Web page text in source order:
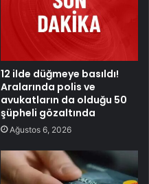
12 ilde düğmeye basıldı!
Aralarında polis ve
avukatların da olduğu 50
şüpheli gözaltında
Ağustos 6, 2026